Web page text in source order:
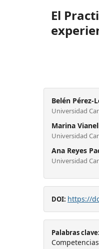
El
Belén Pérez-
Universidad
Marina
Universidad
Ana Reyes
Universidad
DOI: https://
Palabras clave: